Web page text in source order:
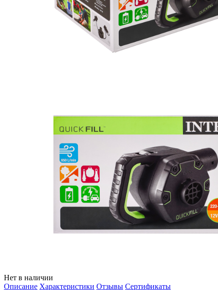
Нет в наличии
Описание Характеристики Отзывы Сертификаты